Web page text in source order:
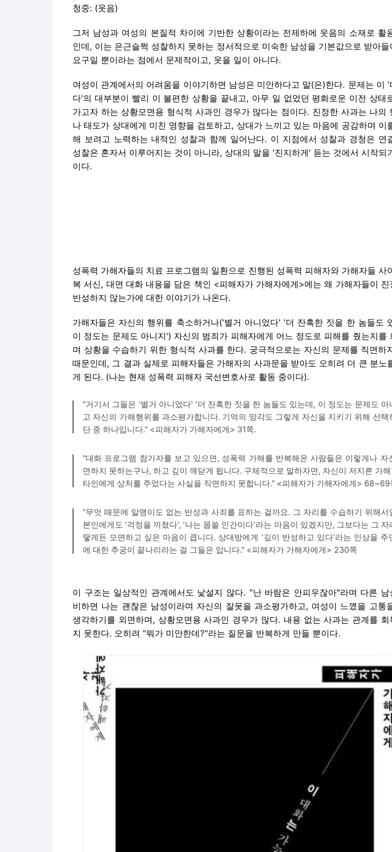
청중: (웃음)
그저 남성과 여성의 본질적 차이에 기반한 상황이라는 전제하에 웃음의 소재로 활
인데, 이는 은근슬쩍 성찰하지 못하는 정서적으로 미숙한 남성을 기본값으로 받아들
요구일 뿐이라는 점에서 문제적이고, 웃을 일이 아니다.
여성이 관계에서의 어려움을 이야기하면 남성은 미안하다고 말(은)한다. 문제는 이 '
다'의 대부분이 빨리 이 불편한 상황을 끝내고, 아무 일 없었던 평화로운 이전 상태
가고자 하는 상황모면용 형식적 사과인 경우가 많다는 점이다. 진정한 사과는 나의
나 태도가 상대에게 미친 영향을 검토하고, 상대가 느끼고 있는 마음에 공감하며 이
해 보려고 노력하는 내적인 성찰과 함께 일어난다. 이 지점에서 성찰과 경청은 연
성찰은 혼자서 이루어지는 것이 아니라, 상대의 말을 '진지하게' 듣는 것에서 시작되
이다.
성폭력 가해자들의 치료 프로그램의 일환으로 진행된 성폭력 피해자와 가해자들 사
복 서신, 대면 대화 내용을 담은 책인 <피해자가 가해자에게>에는 왜 가해자들이 진
반성하지 않는가에 대한 이야기가 나온다.
가해자들은 자신의 행위를 축소하거나('별거 아니었다' '더 잔혹한 짓을 한 놈들도
이 정도는 문제도 아니지') 자신의 범죄가 피해자에게 어느 정도로 피해를 줬는지를
며 상황을 수습하기 위한 형식적 사과를 한다. 궁극적으로는 자신의 문제를 직면하
때문인데, 그 결과 실제로 피해자들은 가해자의 사과문을 받아도 오히려 더 큰 분노
게 된다. (나는 현재 성폭력 피해자 국선변호사로 활동 중이다).
"거기서 그들은 '별거 아니었다' '더 잔혹한 짓을 한 놈들도 있는데, 이 정도는 문제도 아
고 자신의 가해행위를 과소평가합니다. 기억의 망각도 그렇게 자신을 지키기 위해 선택
단 중 하나입니다." <피해자가 가해자에게> 31쪽.
"대화 프로그램 참가자를 보고 있으면, 성폭력 가해를 반복해온 사람들은 이렇게나 자
면하지 못하는구나, 하고 깊이 깨닫게 됩니다. 구체적으로 말하자면, 자신이 저지른 가
타인에게 상처를 주었다는 사실을 직면하지 못합니다." <피해자가 가해자에게> 68~69
"무엇 때문에 알맹이도 없는 반성과 사죄를 표하는 걸까요. 그 자리를 수습하기 위해서
본인에게도 '걱정을 끼쳤다', '나는 몹쓸 인간이다'라는 마음이 있겠지만, 그보다는 그 자
떻게든 모면하고 싶은 마음이 큽니다. 상대방에게 '깊이 반성하고 있다'라는 인상을 주
에 대한 추궁이 끝나리라는 걸 그들은 압니다." <피해자가 가해자에게> 230쪽
이 구조는 일상적인 관계에서도 낯설지 않다. "난 바람은 안피우잖아"라며 다른 남
비하면 나는 괜찮은 남성이라며 자신의 잘못을 과소평가하고, 여성이 느꼈을 고통
생각하기를 외면하며, 상황모면용 사과인 경우가 많다. 내용 없는 사과는 관계를 회
지 못한다. 오히려 "뭐가 미안한데?"라는 질문을 반복하게 만들 뿐이다.